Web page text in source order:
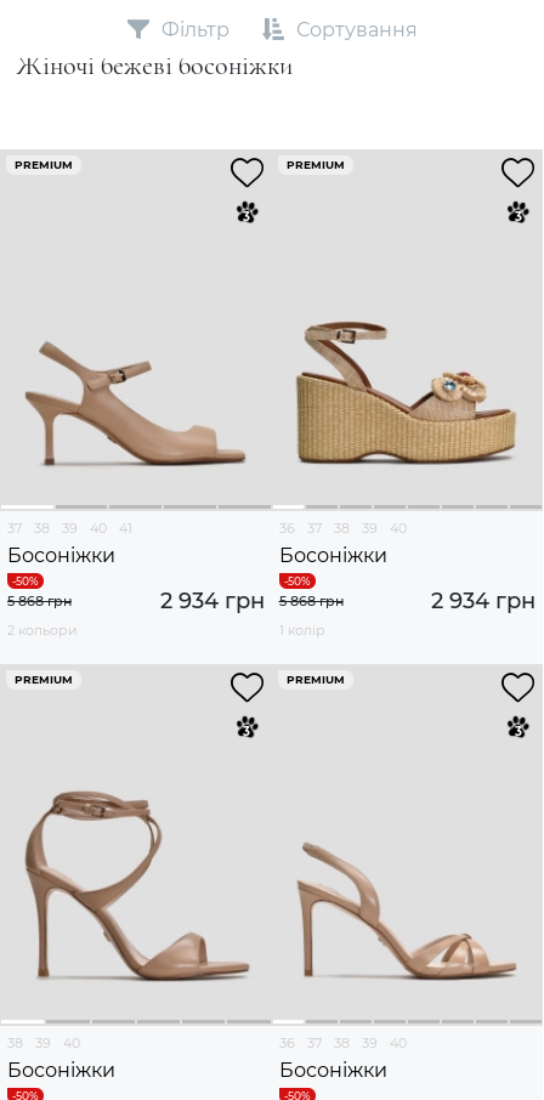
Жіночі бежеві босоніжки
Фільтр Сортування
PREMIUM
37 38 39 40 41
Босоніжки
2 934 грн
5 868 грн
2 кольори
PREMIUM
36 37 38 39 40
Босоніжки
2 934 грн
5 868 грн
1 колір
PREMIUM
38 39 40
Босоніжки
PREMIUM
36 37 38 39 40
Босоніжки